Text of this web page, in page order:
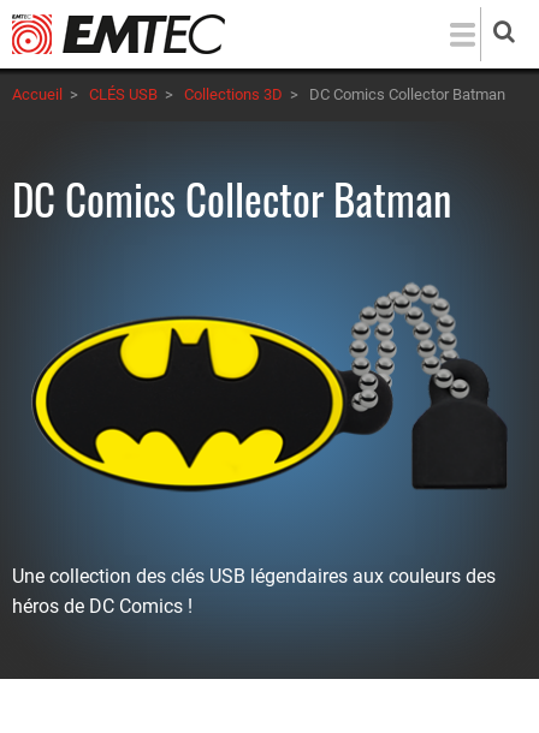
Aller
au
contenu
principal
Accueil > CLÉS USB > Collections 3D > DC Comics Collector Batman
DC Comics Collector Batman
Une collection des clés USB légendaires aux couleurs des
héros de DC Comics !